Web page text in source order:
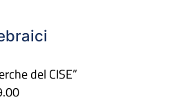
del CISE”